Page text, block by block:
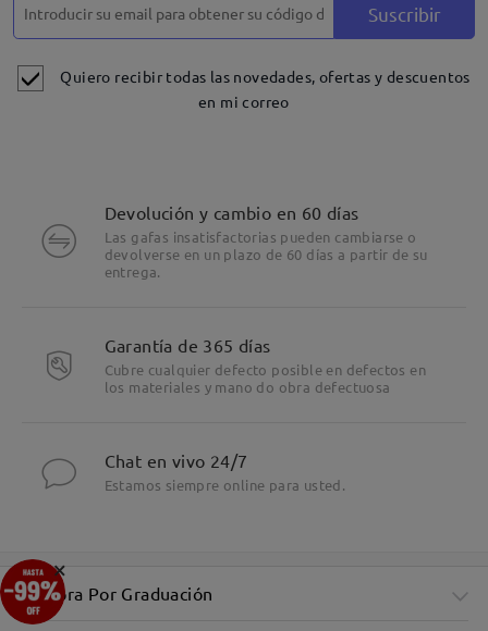
Suscribir
Quiero recibir todas las novedades, ofertas y descuentos
en mi correo
Devolución y cambio en 60 días
Las gafas insatisfactorias pueden cambiarse o
devolverse en un plazo de 60 días a partir de su
entrega.
Garantía de 365 días
Cubre cualquier defecto posible en defectos en
los materiales y mano do obra defectuosa
Chat en vivo 24/7
Estamos siempre online para usted.
Compra Por Graduación
×